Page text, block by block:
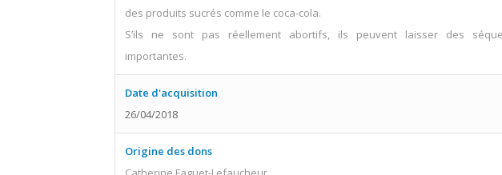
des produits sucrés comme le coca-cola.
S’ils ne sont pas réellement abortifs, ils peuvent laisser des
importantes.
Date d'acquisition
26/04/2018
Origine des dons